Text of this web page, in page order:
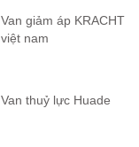
Van giảm áp KRACHT
việt nam
Van thuỷ lực Huade